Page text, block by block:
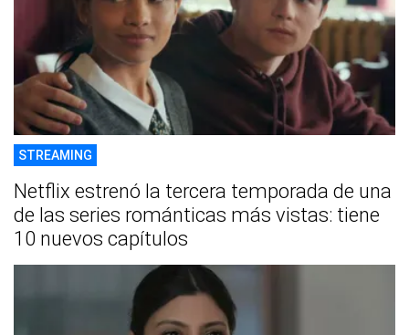
STREAMING
Netflix estrenó la tercera temporada de una
de las series románticas más vistas: tiene
10 nuevos capítulos